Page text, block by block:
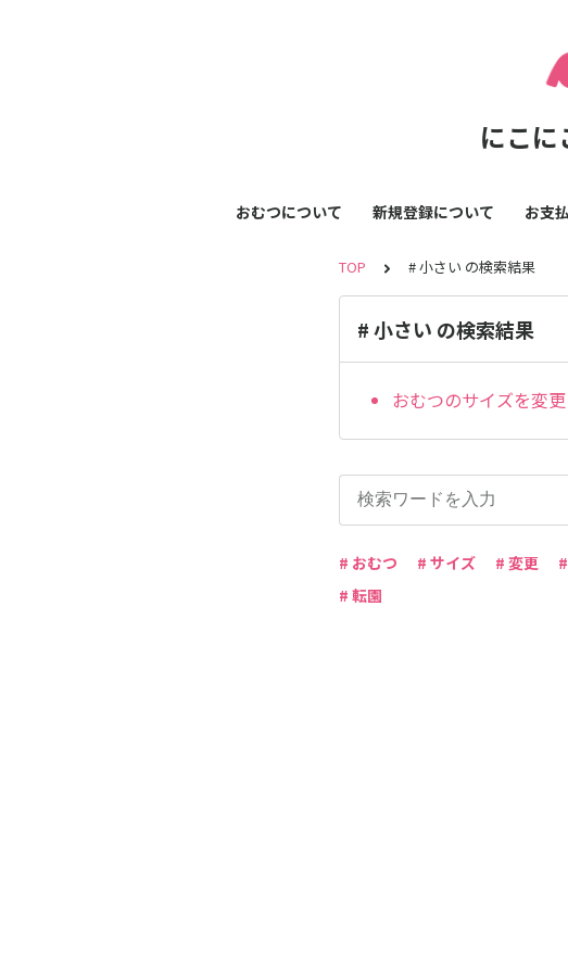
にこに
おむつについて 新規登録について お支
TOP # 小さい の検索結果
# 小さい の検索結果
おむつのサイズを変
# おむつ # サイズ # 変更
# 転園